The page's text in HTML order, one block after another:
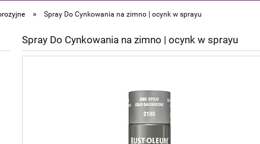
» Spray Do Cynkowania na zimno | ocynk w sprayu
Spray Do Cynkowania na zimno | ocynk w sprayu